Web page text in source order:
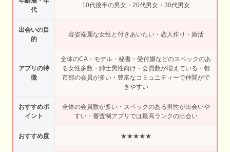
代
10代後半の男女・20代男女・30代男女
出会いの目
的
容姿端麗な女性と付きあいたい・恋人作り・婚活
アプリの特
徴
全体のCA・モデル・秘書・受付嬢などのスペックのあ
る女性多数・紳士男性向け・会員数が増えている・都
市部の会員が多い・豊富なコミュニティーで仲間がで
きやすい
おすすめポ
イント
全体の会員数が多い・スペックのある男性が出会いや
すい・審査制アプリでは最高ランクの出会い
おすすめ度 ★★★★★